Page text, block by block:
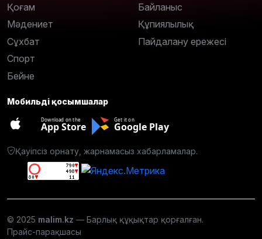
Қоғам
Мәдениет
Сұхбат
Спорт
Бейне
Байланыс
Құпиялылық
Пайдалану ережесі
Мобильді қосымшалар
Download on the
App Store
Get it on
Google Play
Қауіпсіз орнату, жарнамасыз хабарламалар.
© 2025 malim.kz — Барлық құқықтар қорғалған.
Прайс-парақшасы